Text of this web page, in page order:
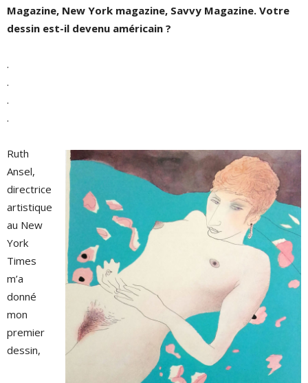
Magazine, New York magazine, Savvy Magazine. Votre
dessin est-il devenu américain ?
.
.
.
.
Ruth
Ansel,
directrice
artistique
au New
York
Times
m’a
donné
mon
premier
dessin,